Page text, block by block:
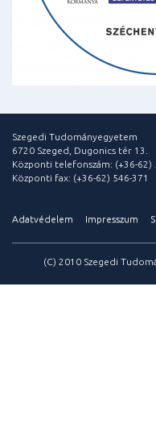
Szegedi Tudományegyetem
6720 Szeged, Dugonics tér 13.
Központi telefonszám: (+36-62)
Központi fax: (+36-62) 546-371
Adatvédelem Impresszum
(C) 2010 Szegedi